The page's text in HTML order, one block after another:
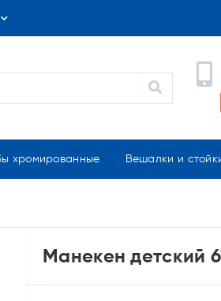
хромированные Вешалки и
Манекен детский